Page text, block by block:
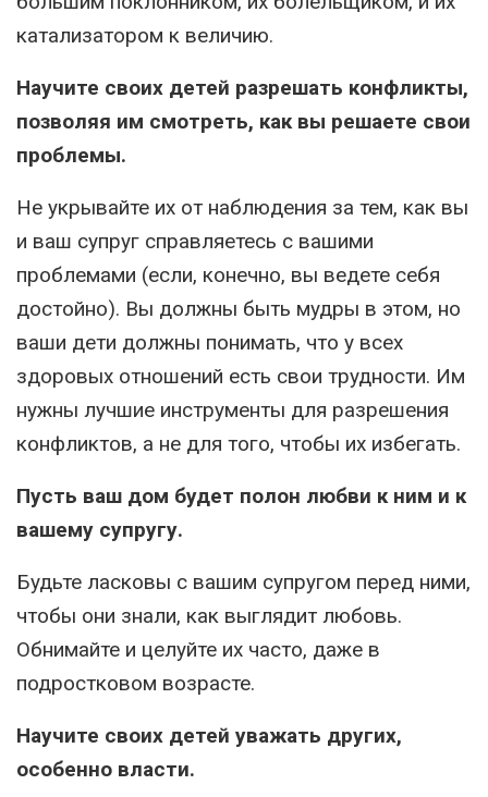
катализатором к величию.
Научите своих детей разрешать конфликты,
позволяя им смотреть, как вы решаете свои
проблемы.
Не укрывайте их от наблюдения за тем, как вы
и ваш супруг справляетесь с вашими
проблемами (если, конечно, вы ведете себя
достойно). Вы должны быть мудры в этом, но
ваши дети должны понимать, что у всех
здоровых отношений есть свои трудности. Им
нужны лучшие инструменты для разрешения
конфликтов, а не для того, чтобы их избегать.
Пусть ваш дом будет полон любви к ним и к
вашему супругу.
Будьте ласковы с вашим супругом перед ними,
чтобы они знали, как выглядит любовь.
Обнимайте и целуйте их часто, даже в
подростковом возрасте.
Научите своих детей уважать других,
особенно власти.